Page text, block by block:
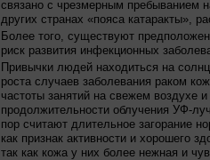
связано с чрезмерным пребыванием
других странах «пояса катаракты»,
Более того, существуют
риск развития инфекционных
Привычки людей находиться на
роста случаев заболевания раком
частоты занятий на свежем воздухе
продолжительности облучения УФ-
пор считают длительное загорание
как признак активности и хорошего
так как кожа у них более нежная и